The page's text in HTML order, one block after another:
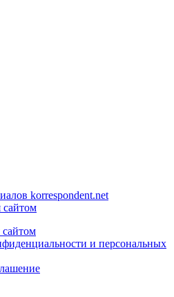
korrespondent.net
сайтом
сайтом
и персональных